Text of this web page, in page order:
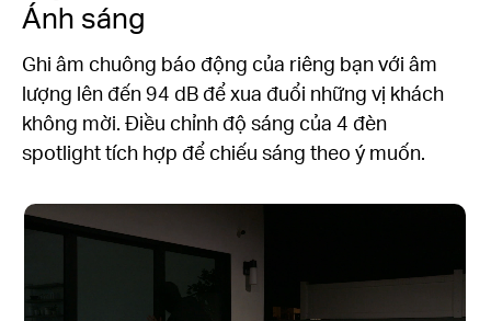
Ánh sáng
Ghi âm chuông báo động của riêng bạn với âm
lượng lên đến 94 dB để xua đuổi những vị khách
không mời. Điều chỉnh độ sáng của 4 đèn
spotlight tích hợp để chiếu sáng theo ý muốn.